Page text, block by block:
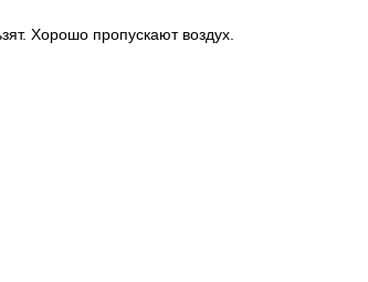
Хорошо пропускают воздух.